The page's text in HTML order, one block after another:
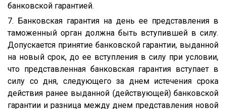
банковской гарантией.
7. Банковская гарантия на день ее представления в
таможенный орган должна быть вступившей в силу.
Допускается принятие банковской гарантии, выданной
на новый срок, до ее вступления в силу при условии,
что представленная банковская гарантия вступает в
силу со дня, следующего за днем истечения срока
действия ранее выданной (действующей) банковской
гарантии и разница между днем представления новой